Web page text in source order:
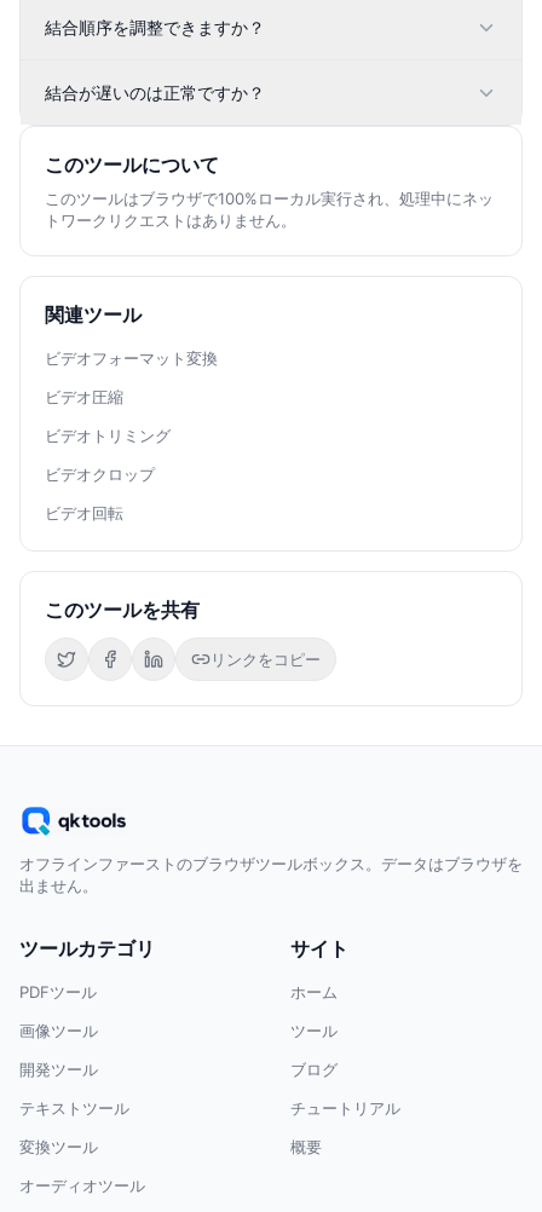
結合順序を調整できますか？
結合が遅いのは正常ですか？
このツールについて
このツールはブラウザで100%ローカル実行され、処理中にネッ
トワークリクエストはありません。
関連ツール
ビデオフォーマット変換
ビデオ圧縮
ビデオトリミング
ビデオクロップ
ビデオ回転
このツールを共有
リンクをコピー
オフラインファーストのブラウザツールボックス。データはブラウザを
出ません。
ツールカテゴリ
PDFツール
画像ツール
開発ツール
テキストツール
変換ツール
オーディオツール
サイト
ホーム
ツール
ブログ
チュートリアル
概要